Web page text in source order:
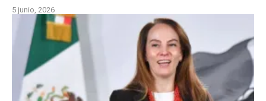
5 junio, 2026